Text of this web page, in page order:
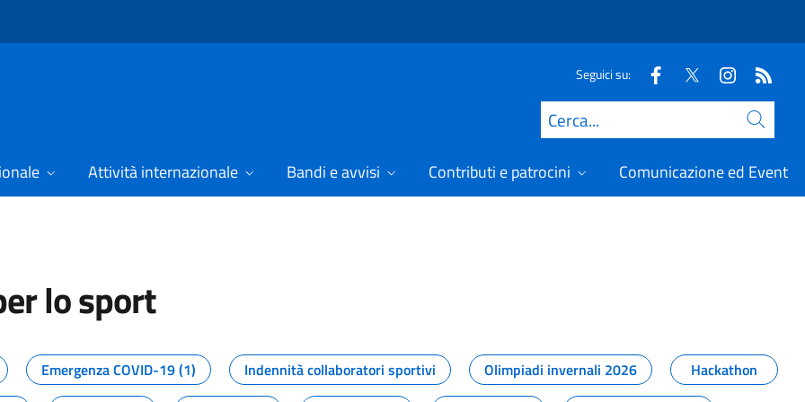
Seguici su:
Cerca
Attività internazionale Bandi e avvisi Contributi e patrocini Comunicazione ed Eventi
lo sport
dal Dipartimento per lo sport
Emergenza COVID-19 (1) Indennità collaboratori sportivi Olimpiadi invernali 2026
Hackathon